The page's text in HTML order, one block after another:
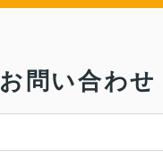
お問い合わせ